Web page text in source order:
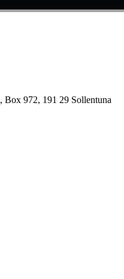
, Box 972, 191 29 Sollentuna